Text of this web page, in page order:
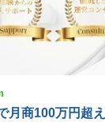
月商100万円超